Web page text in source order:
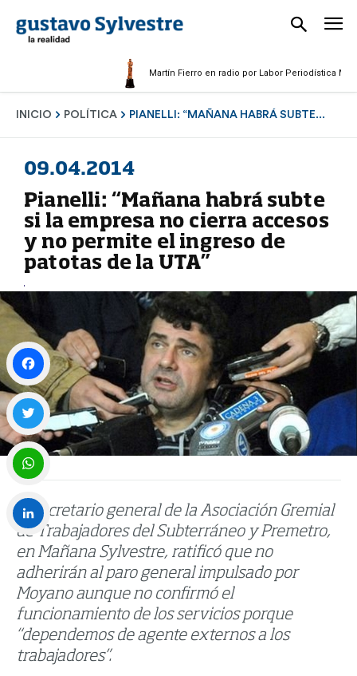
Martín Fierro en radio por Labor Periodística Masculina
INICIO POLÍTICA PIANELLI: “MAÑANA HABRÁ SUBTE...
09.04.2014
Pianelli: “Mañana habrá subte
si la empresa no cierra accesos
y no permite el ingreso de
patotas de la UTA”
El secretario general de la Asociación Gremial
de Trabajadores del Subterráneo y Premetro,
en Mañana Sylvestre, ratificó que no
adherirán al paro general impulsado por
Moyano aunque no confirmó el
funcionamiento de los servicios porque
“dependemos de agente externos a los
trabajadores”.
Facebook
Twitter
WhatsApp
LinkedIn